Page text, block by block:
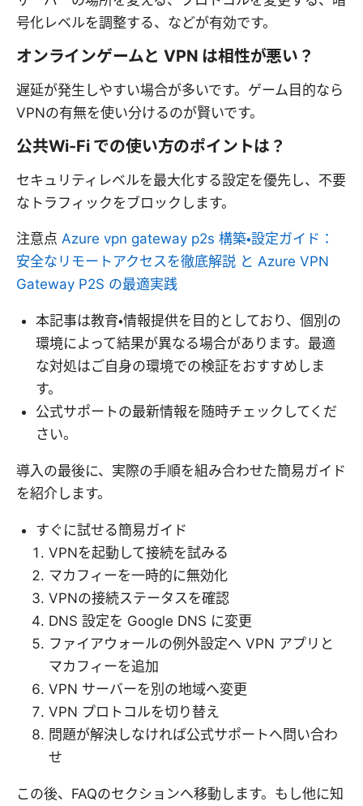
号化レベルを調整する、などが有効です。
オンラインゲームと VPN は相性が悪い？
遅延が発生しやすい場合が多いです。ゲーム目的なら
VPNの有無を使い分けるのが賢いです。
公共Wi-Fi での使い方のポイントは？
セキュリティレベルを最大化する設定を優先し、不要
なトラフィックをブロックします。
注意点 Azure vpn gateway p2s 構築・設定ガイド：
安全なリモートアクセスを徹底解説 と Azure VPN
Gateway P2S の最適実践
本記事は教育・情報提供を目的としており、個別の
環境によって結果が異なる場合があります。最適
な対処はご自身の環境での検証をおすすめしま
す。
公式サポートの最新情報を随時チェックしてくだ
さい。
導入の最後に、実際の手順を組み合わせた簡易ガイド
を紹介します。
すぐに試せる簡易ガイド
VPNを起動して接続を試みる
マカフィーを一時的に無効化
VPNの接続ステータスを確認
DNS 設定を Google DNS に変更
ファイアウォールの例外設定へ VPN アプリと
マカフィーを追加
VPN サーバーを別の地域へ変更
VPN プロトコルを切り替え
問題が解決しなければ公式サポートへ問い合わ
せ
この後、FAQのセクションへ移動します。もし他に知